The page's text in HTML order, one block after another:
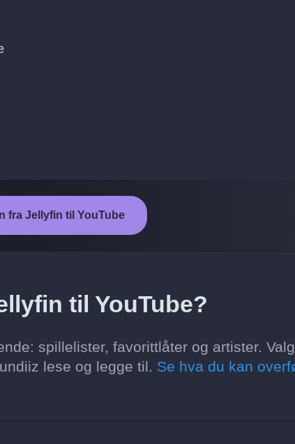
fra Jellyfin til YouTube
til YouTube?
spillelister, favorittlåter og artister.
lese og legge til. Se hva du kan